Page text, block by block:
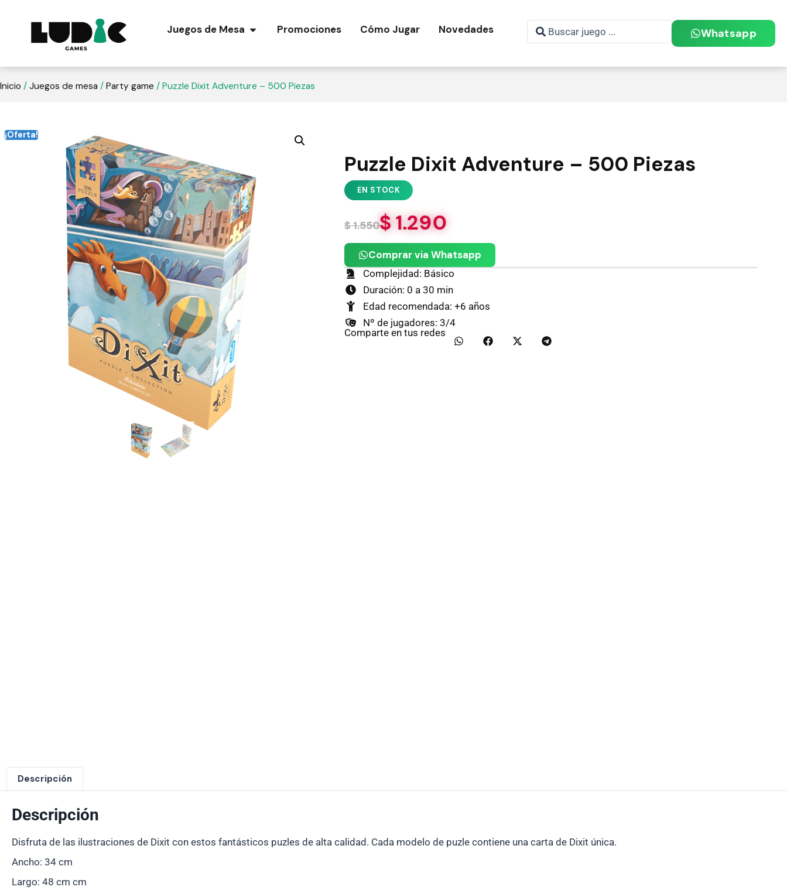
Juegos de Mesa Promociones Cómo Jugar Novedades Whatsapp
Inicio /Juegos de mesa /Party game / Puzzle Dixit Adventure – 500 Piezas
¡Oferta!
Puzzle Dixit Adventure – 500 Piezas
$1.550$ 1.290
Comprar via Whatsapp
Complejidad: Básico
Duración: 0 a 30 min
Edad recomendada: +6 años
Nº de jugadores: 3/4
Comparte en tus redes
Descripción
Descripción
Disfruta de las ilustraciones de Dixit con estos fantásticos puzles de alta calidad. Cada modelo de puzle contiene una carta de Dixit única.
Ancho: 34 cm
Largo: 48 cm cm